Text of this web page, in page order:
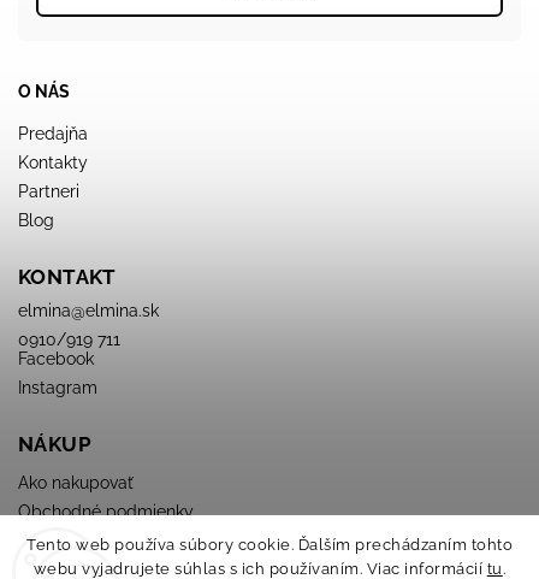
Tento web používa súbory cookie. Ďalším prechádzaním tohto
webu vyjadrujete súhlas s ich používaním. Viac informácií tu.
O NÁS
Predajňa
Kontakty
Partneri
Blog
KONTAKT
elmina@elmina.sk
0910/919 711
Facebook
Instagram
NÁKUP
Ako nakupovať
Obchodné podmienky
Podmienky ochrany osobných údajov